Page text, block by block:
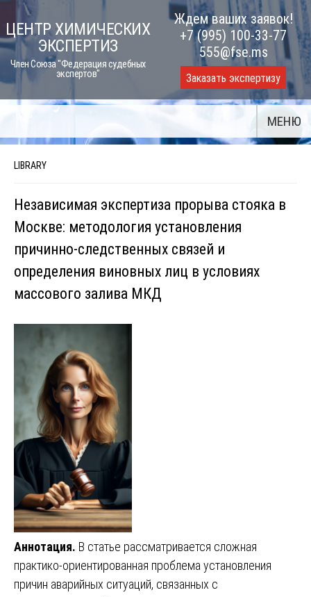
Skip
to
content
ЦЕНТР ХИМИЧЕСКИХ
ЭКСПЕРТИЗ
Член Союза "Федерация судебных
экспертов"
Ждем ваших заявок!
+7 (995) 100-33-77
555@fse.ms
Заказать экспертизу
МЕНЮ
LIBRARY
Независимая экспертиза прорыва стояка в
Москве: методология установления
причинно-следственных связей и
определения виновных лиц в условиях
массового залива МКД
Аннотация. В статье рассматривается сложная
практико-ориентированная проблема установления
причин аварийных ситуаций, связанных с